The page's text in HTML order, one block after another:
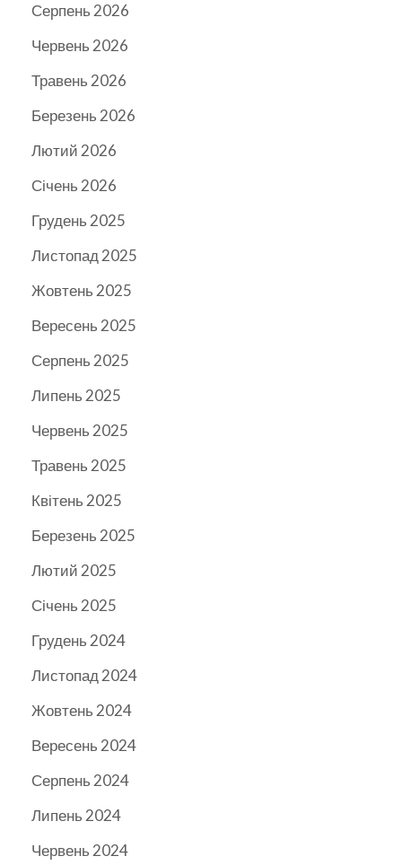
Серпень 2026
Червень 2026
Травень 2026
Березень 2026
Лютий 2026
Січень 2026
Грудень 2025
Листопад 2025
Жовтень 2025
Вересень 2025
Серпень 2025
Липень 2025
Червень 2025
Травень 2025
Квітень 2025
Березень 2025
Лютий 2025
Січень 2025
Грудень 2024
Листопад 2024
Жовтень 2024
Вересень 2024
Серпень 2024
Липень 2024
Червень 2024